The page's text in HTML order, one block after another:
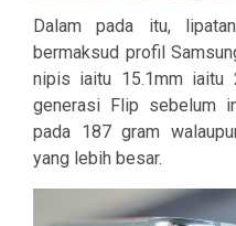
Dalam pada itu,
bermaksud profil
nipis iaitu 15.1mm iaitu
generasi Flip sebelum
pada 187 gram
yang lebih besar.